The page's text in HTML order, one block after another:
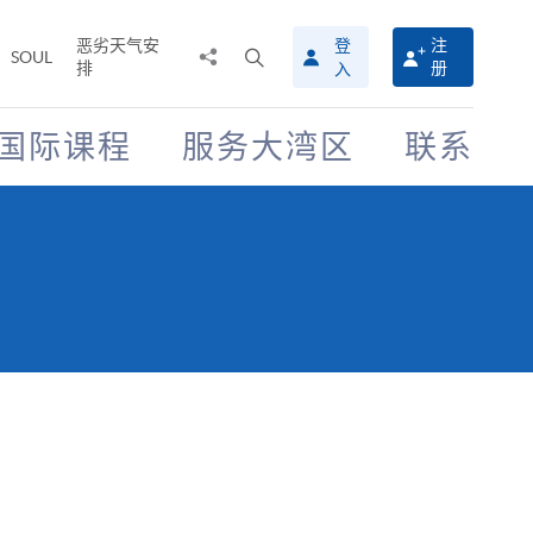
SOUL
恶劣天气安
排
搜
寻
介
面
登
入
注
册
际课程 服务大湾区 联系